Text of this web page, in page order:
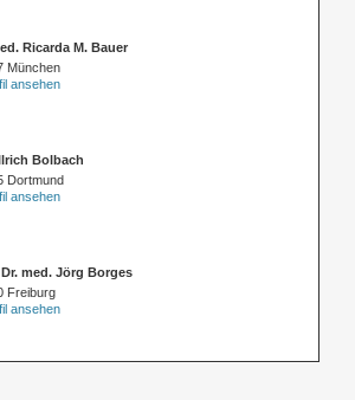
Ricarda M. Bauer
München
ansehen
Bolbach
Dortmund
ansehen
med. Jörg Borges
Freiburg
ansehen